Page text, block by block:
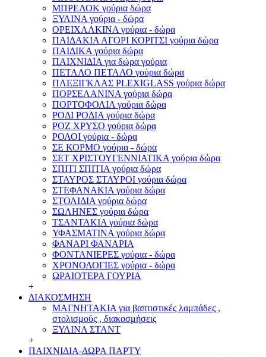
ΜΠΡΕΛΟΚ γούρια δώρα
ΞΥΛΙΝΑ γούρια - δώρα
ΟΡΕΙΧΑΛΚΙΝΑ γούρια - δώρα
ΠΑΙΔΑΚΙΑ ΑΓΟΡΙ ΚΟΡΙΤΣΙ γούρια δώρα
ΠΑΙΔΙΚΑ γούρια δώρα
ΠΑΙΧΝΙΔΙΑ για δώρα γούρια
ΠΕΤΑΛΟ ΠΕΤΑΛΟ γούρια δώρα
ΠΛΕΞΙΓΚΛΑΣ PLEXIGLASS γούρια δώρα
ΠΟΡΣΕΛΑΝΙΝΑ γούρια δώρα
ΠΟΡΤΟΦΟΛΙΑ γούρια δώρα
ΡΟΔΙ ΡΟΔΙΑ γούρια δώρα
ΡΟΖ ΧΡΥΣΟ γούρια δώρα
ΡΟΛΟΙ γούρια - δώρα
ΣΕ ΚΟΡΜΟ γούρια - δώρα
ΣΕΤ ΧΡΙΣΤΟΥΓΕΝΝΙΑΤΙΚΑ γούρια δώρα
ΣΠΙΤΙ ΣΠΙΤΙΑ γούρια δώρα
ΣΤΑΥΡΟΣ ΣΤΑΥΡΟΙ γούρια δώρα
ΣΤΕΦΑΝΑΚΙΑ γούρια δώρα
ΣΤΟΛΙΔΙΑ γούρια δώρα
ΣΩΛΗΝΕΣ γούρια δώρα
ΤΣΑΝΤΑΚΙΑ γούρια δώρα
ΥΦΑΣΜΑΤΙΝΑ γούρια δώρα
ΦΑΝΑΡΙ ΦΑΝΑΡΙΑ
ΦΟΝΤΑΝΙΕΡΕΣ γούρια - δώρα
ΧΡΟΝΟΛΟΓΙΕΣ γούρια - δώρα
ΩΡΑΙΟΤΕΡΑ ΓΟΥΡΙΑ
+
ΔΙΑΚΟΣΜΗΣΗ
ΜΑΓΝΗΤΑΚΙΑ για βαπτιστικές λαμπάδες ,
στολισμούς , διακοσμήσεις
ΞΥΛΙΝΑ ΣΤΑΝΤ
+
ΠΑΙΧΝΙΔΙΑ-ΔΩΡΑ ΠΑΡΤΥ